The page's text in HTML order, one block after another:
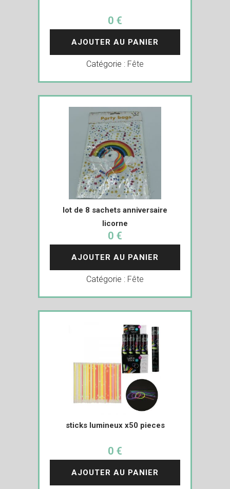
0 €
AJOUTER AU PANIER
Catégorie : Fête
lot de 8 sachets anniversaire
licorne
0 €
AJOUTER AU PANIER
Catégorie : Fête
sticks lumineux x50 pieces
0 €
AJOUTER AU PANIER